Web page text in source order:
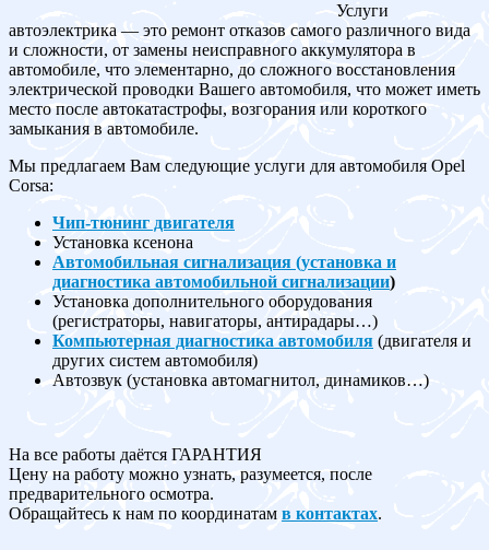
Услуги
автоэлектрика — это ремонт отказов самого различного вида
и сложности, от замены неисправного аккумулятора в
автомобиле, что элементарно, до сложного восстановления
электрической проводки Вашего автомобиля, что может иметь
место после автокатастрофы, возгорания или короткого
замыкания в автомобиле.
Мы предлагаем Вам следующие услуги для автомобиля Opel
Corsa:
Чип-тюнинг двигателя
Установка ксенона
Автомобильная сигнализация (установка и
диагностика автомобильной сигнализации)
Установка дополнительного оборудования
(регистраторы, навигаторы, антирадары…)
Компьютерная диагностика автомобиля (двигателя и
других систем автомобиля)
Автозвук (установка автомагнитол, динамиков…)
На все работы даётся ГАРАНТИЯ
Цену на работу можно узнать, разумеется, после
предварительного осмотра.
Обращайтесь к нам по координатам в контактах.